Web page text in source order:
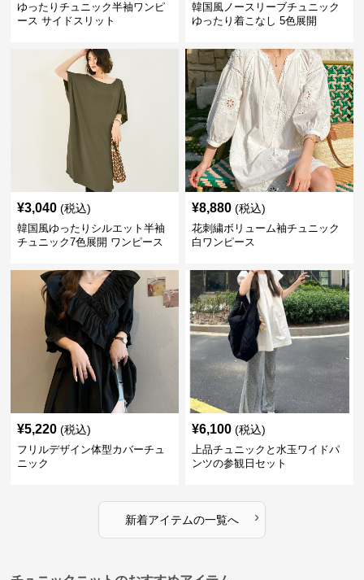
ゆったりチュニック半袖ワンピ
ース サイドスリット
韓国風ノースリーブチュニック
ゆったり着こなし 5色展開
¥3,040 (税込)
韓国風ゆったりシルエット半袖
チュニック7色展開 ワンピース
¥8,880 (税込)
花刺繍ボリューム袖チュニック
白ワンピース
¥5,220 (税込)
フリルデザイン体型カバーチュ
ニック
¥6,100 (税込)
上品チュニックと水玉ワイドパ
ンツの参観日セット
新着アイテムの一覧へ ›